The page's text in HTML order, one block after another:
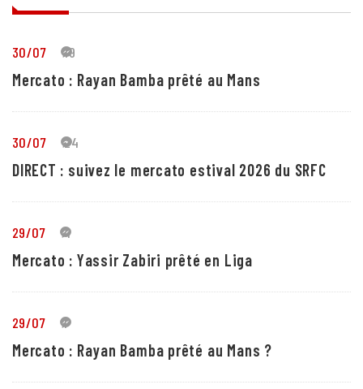
30/07 19
Mercato : Rayan Bamba prêté au Mans
30/07 24
DIRECT : suivez le mercato estival 2026 du SRFC
29/07 4
Mercato : Yassir Zabiri prêté en Liga
29/07 1
Mercato : Rayan Bamba prêté au Mans ?